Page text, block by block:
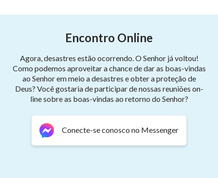
Que Deus mantenha nossos corações amando-O, sem
abandoná-Lo.
Que aqueles que Deus predestinou retornem à Sua
presença.
Que o povo todo cante seu louvor a Deus que
alcançou a glória.
Encontro Online
Agora, desastres estão ocorrendo. O Senhor já voltou!
Como podemos aproveitar a chance de dar as boas-vindas
ao Senhor em meio a desastres e obter a proteção de
Deus? Você gostaria de participar de nossas reuniões on-
line sobre as boas-vindas ao retorno do Senhor?
Conecte-se conosco no Messenger